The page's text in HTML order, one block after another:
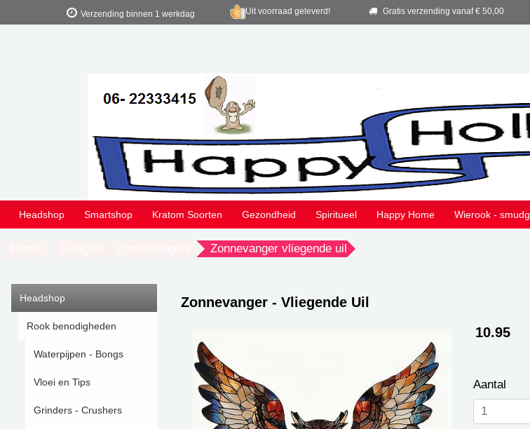
Verzending binnen 1 werkdag Uit voorraad geleverd! Gratis verzending vanaf € 50,00
Headshop Smartshop Kratom Soorten Gezondheid Spiritueel Happy Home Wierook -
Zonnevanger vliegende uil
Headshop
Rook benodigheden
Waterpijpen - Bongs
Vloei en Tips
Grinders - Crushers
Zonnevanger - Vliegende Uil
10.95
Aantal